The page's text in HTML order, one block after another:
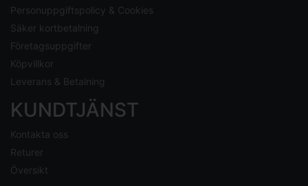
Personuppgiftspolicy & Cookies
Säker kortbetalning
Företagsuppgifter
Köpvillkor
Leverans & Betalning
KUNDTJÄNST
Kontakta oss
Returer
Översikt